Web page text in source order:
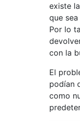
existe
que
Por lo
con la
El
podían
como